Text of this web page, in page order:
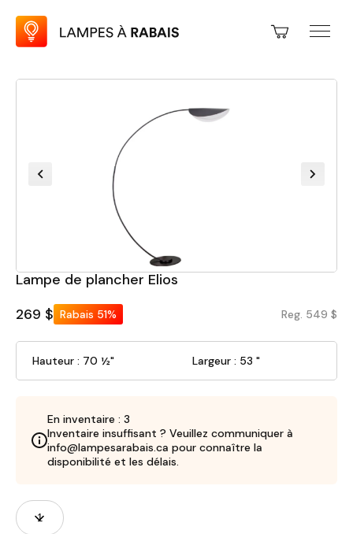
Lampe de plancher Elios
269 $ Rabais 51% Reg. 549 $
Hauteur : 70 ½" Largeur : 53 "
En inventaire : 3
Inventaire insuffisant ? Veuillez communiquer à
info@lampesarabais.ca pour connaître la
disponibilité et les délais.
Champs
de
Quantité